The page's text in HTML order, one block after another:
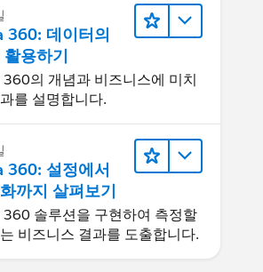
360: 데이터의
활용하기
의 개념과 비즈니스에 미치
를 설명합니다.
360: 설정에서
까지 살펴보기
솔루션을 구현하여 측정할
비즈니스 결과를 도출합니다.